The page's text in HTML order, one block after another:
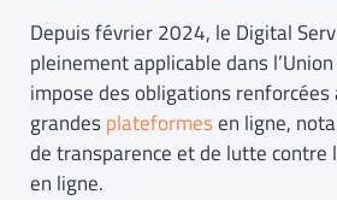
Depuis février 2024, le Digital
pleinement applicable dans
impose des obligations
grandesplateformesen ligne,
de transparence et de lutte contre
en ligne.